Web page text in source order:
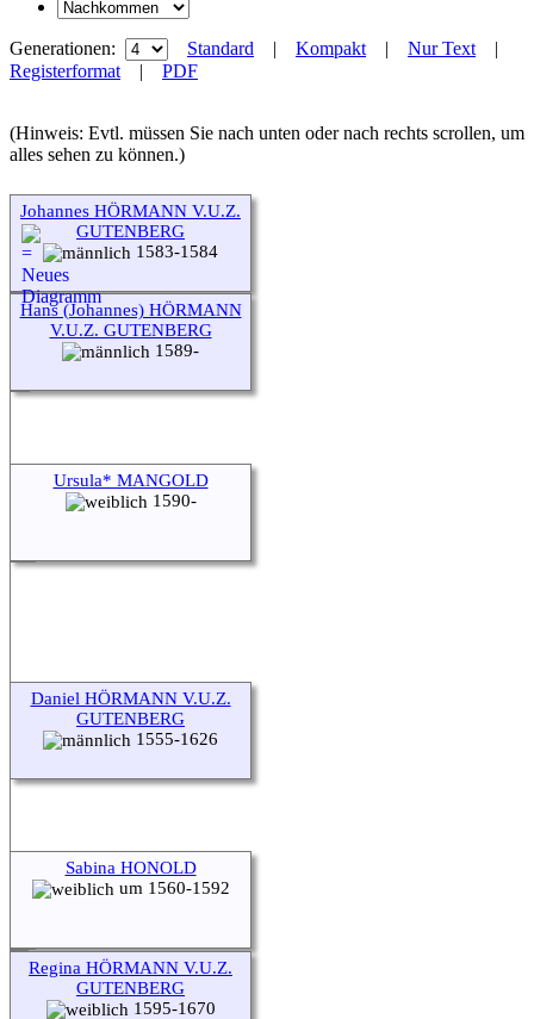
Generationen: Standard | Kompakt | Nur Text |
Registerformat | PDF
(Hinweis: Evtl. müssen Sie nach unten oder nach rechts scrollen, um
alles sehen zu können.)
Johannes HÖRMANN V.U.Z.
GUTENBERG
1583-1584
Hans (Johannes) HÖRMANN
V.U.Z. GUTENBERG
1589-
Ursula* MANGOLD
1590-
Daniel HÖRMANN V.U.Z.
GUTENBERG
1555-1626
Sabina HONOLD
um 1560-1592
Regina HÖRMANN V.U.Z.
GUTENBERG
1595-1670